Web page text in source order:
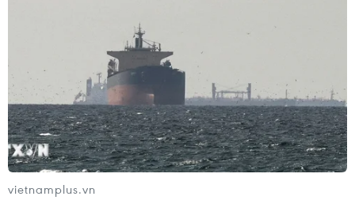
Neymar và đồng đội sẵn sàng
nghênh chiến Manchester United
20/10/2020 04:40
Đối đầu Manchester United ở lượt ra quân Champions
League, đương kim á quân Champions League PSG có
đầy đủ những cầu thủ quan trọng của mình Angel Di
vietnamplus.vn